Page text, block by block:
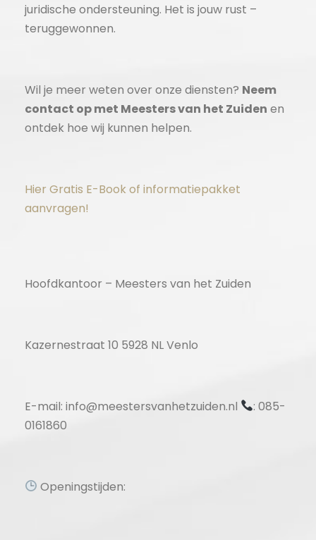
juridische ondersteuning. Het is jouw rust –
teruggewonnen.
Wil je meer weten over onze diensten? Neem
contact op met Meesters van het Zuiden en
ontdek hoe wij kunnen helpen.
Hier Gratis E-Book of informatiepakket
aanvragen!
Hoofdkantoor – Meesters van het Zuiden
Kazernestraat 10 5928 NL Venlo
E-mail: info@meestersvanhetzuiden.nl
: 085-
0161860
Openingstijden: